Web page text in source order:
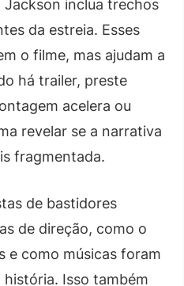
inclua trechos
da estreia. Esses
o filme, mas ajudam a
há trailer, preste
acelera ou
revelar se a narrativa
fragmentada.
de bastidores
de direção, como o
e como músicas foram
Isso também